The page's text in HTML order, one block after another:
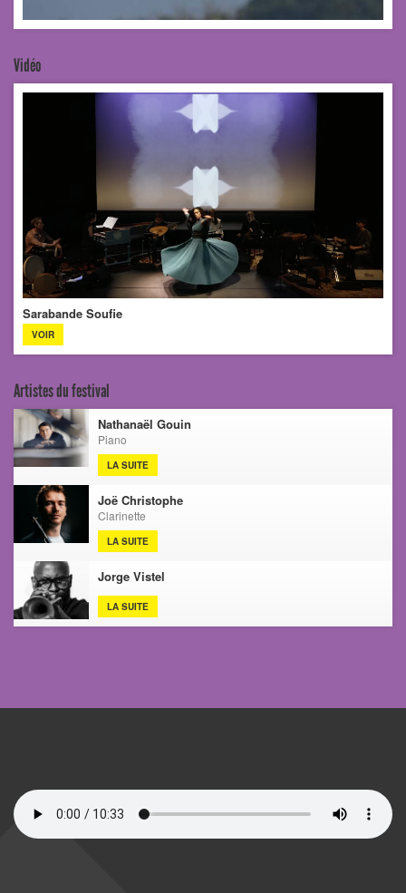
Vidéo
Sarabande Soufie
VOIR
Artistes du festival
Nathanaël Gouin
Piano
LA SUITE
Joë Christophe
Clarinette
LA SUITE
Jorge Vistel
LA SUITE